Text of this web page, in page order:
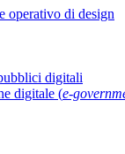
operativo di design
digitali
digitale (e-